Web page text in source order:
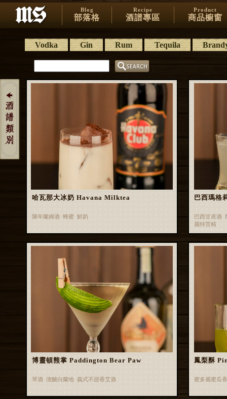
Blog
部落格
Recipe
酒譜專區
Product
商品櫥窗
Vodka Gin Rum Tequila
哈瓦那大冰奶 Havana Milktea
陳年蘭姆酒 蜂蜜 鮮奶
巴西瑪
巴西甘蔗酒
麗特苦精
博靈頓熊掌 Paddington Bear Paw
琴酒 渣釀白蘭地 義式不甜香艾酒
鳳梨酥
蜜多麗蜜瓜